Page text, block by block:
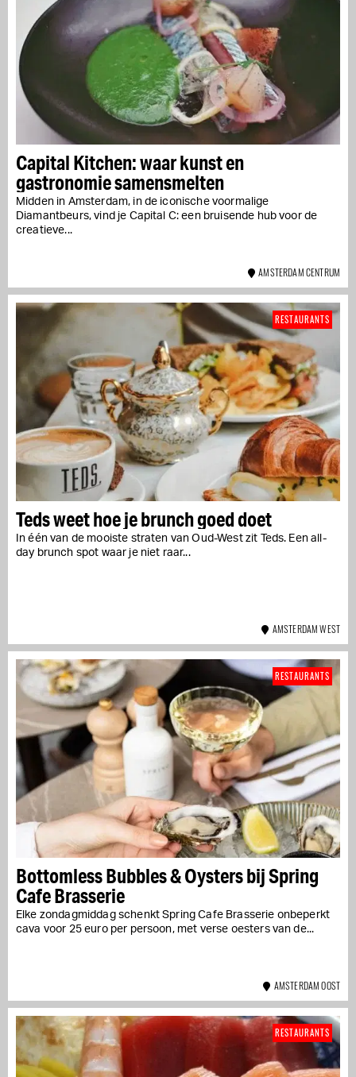
Capital Kitchen: waar kunst en
gastronomie samensmelten
Midden in Amsterdam, in de iconische voormalige
Diamantbeurs, vind je Capital C: een bruisende hub voor de
creatieve...
AMSTERDAM CENTRUM
Teds weet hoe je brunch goed doet
In één van de mooiste straten van Oud-West zit Teds. Een all-
day brunch spot waar je niet raar...
RESTAURANTS
AMSTERDAM WEST
Bottomless Bubbles & Oysters bij Spring
Cafe Brasserie
Elke zondagmiddag schenkt Spring Cafe Brasserie onbeperkt
cava voor 25 euro per persoon, met verse oesters van de...
RESTAURANTS
AMSTERDAM OOST
RESTAURANTS